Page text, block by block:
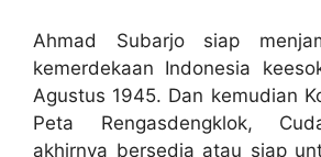
Ahmad Subarjo siap
kemerdekaan Indonesia
Agustus 1945. Dan kemudian
Peta Rengasdengklok,
akhirnya bersedia atau siap